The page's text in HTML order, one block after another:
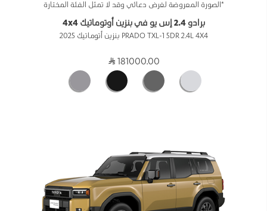
*الصورة المعروضة لغرض دعائي وقد لا تمثل الفئة المختارة
برادو 2.4 إس يو في بنزين أوتوماتيك 4x4
PRADO TXL-1 5DR 2.4L 4X4 بنزين أتوماتيك 2025
181000.00